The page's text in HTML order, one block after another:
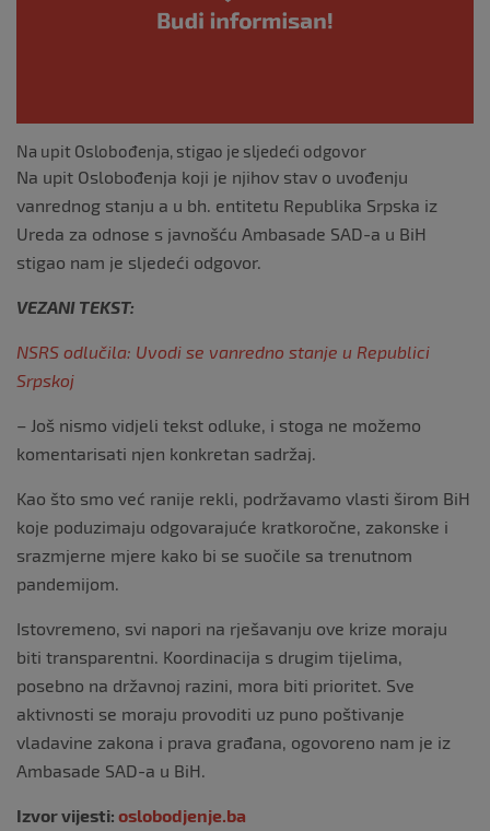
Na upit Oslobođenja, stigao je sljedeći odgovor
Na upit Oslobođenja koji je njihov stav o uvođenju
vanrednog stanju a u bh. entitetu Republika Srpska iz
Ureda za odnose s javnošću Ambasade SAD-a u BiH
stigao nam je sljedeći odgovor.
VEZANI TEKST:
NSRS odlučila: Uvodi se vanredno stanje u Republici
Srpskoj
– Još nismo vidjeli tekst odluke, i stoga ne možemo
komentarisati njen konkretan sadržaj.
Kao što smo već ranije rekli, podržavamo vlasti širom BiH
koje poduzimaju odgovarajuće kratkoročne, zakonske i
srazmjerne mjere kako bi se suočile sa trenutnom
pandemijom.
Istovremeno, svi napori na rješavanju ove krize moraju
biti transparentni. Koordinacija s drugim tijelima,
posebno na državnoj razini, mora biti prioritet. Sve
aktivnosti se moraju provoditi uz puno poštivanje
vladavine zakona i prava građana, ogovoreno nam je iz
Ambasade SAD-a u BiH.
Izvor vijesti: oslobodjenje.ba